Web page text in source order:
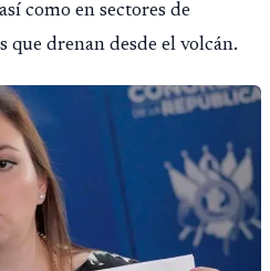
como en sectores de
que drenan desde el volcán.